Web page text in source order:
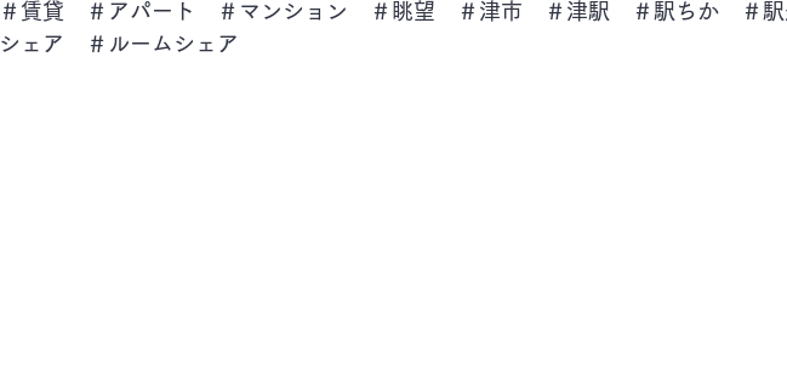
＃賃貸　＃アパート　＃マンション　＃眺望　＃津市　＃津駅　＃駅ちか　＃
シェア　＃ルームシェア